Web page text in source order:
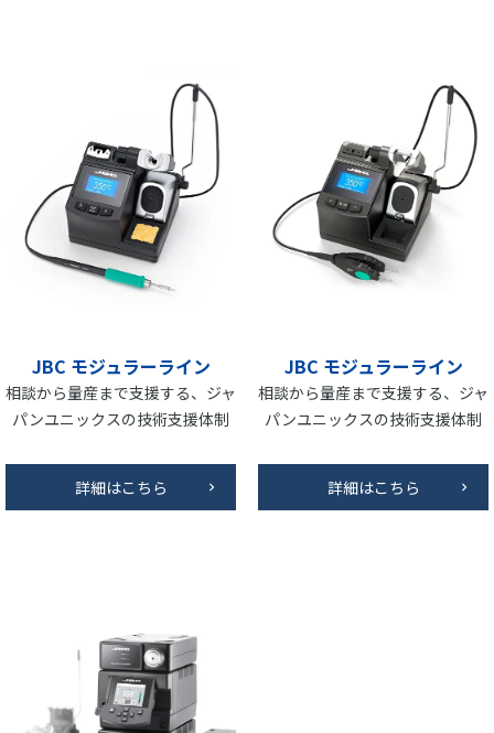
JBC モジュラーライン
相談から量産まで支援する、ジャ
パンユニックスの技術支援体制
詳細はこちら
JBC モジュラーライン
相談から量産まで支援する、ジャ
パンユニックスの技術支援体制
詳細はこちら